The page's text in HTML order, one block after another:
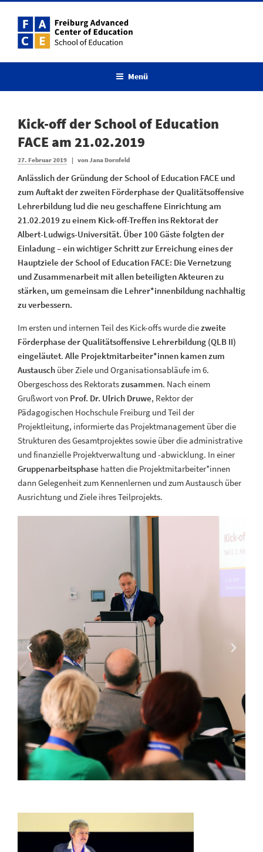
Menü
Kick-off der School of Education
FACE am 21.02.2019
27. Februar 2019 | von Jana Dornfeld
Anlässlich der Gründung der School of Education FACE und
zum Auftakt der zweiten Förderphase der Qualitätsoffensive
Lehrerbildung lud die neu geschaffene Einrichtung am
21.02.2019 zu einem Kick-off-Treffen ins Rektorat der
Albert-Ludwigs-Universität. Über 100 Gäste folgten der
Einladung – ein wichtiger Schritt zur Erreichung eines der
Hauptziele der School of Education FACE: Die Vernetzung
und Zusammenarbeit mit allen beteiligten Akteuren zu
stärken, um gemeinsam die Lehrer*innenbildung nachhaltig
zu verbessern.
Im ersten und internen Teil des Kick-offs wurde diezweite
Förderphase der Qualitätsoffensive Lehrerbildung (QLB II)
eingeläutet. Alle Projektmitarbeiter*innen kamen zum
Austausch über Ziele und Organisationsabläufe im 6.
Obergeschoss des Rektoratszusammen. Nach einem
Grußwort von Prof. Dr. Ulrich Druwe, Rektor der
Pädagogischen Hochschule Freiburg und Teil der
Projektleitung, informierte das Projektmanagement über die
Strukturen des Gesamtprojektes sowie über die administrative
und finanzielle Projektverwaltung und -abwicklung. In einer
Gruppenarbeitsphase hatten die Projektmitarbeiter*innen
dann Gelegenheit zum Kennenlernen und zum Austausch über
Ausrichtung und Ziele ihres Teilprojekts.